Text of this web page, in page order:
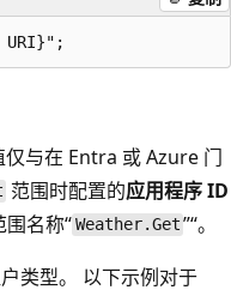
与在 Entra 或 Azure 门
范围时配置的应用程序 ID
名称“Weather.Get ”“。
类型。 以下示例对于